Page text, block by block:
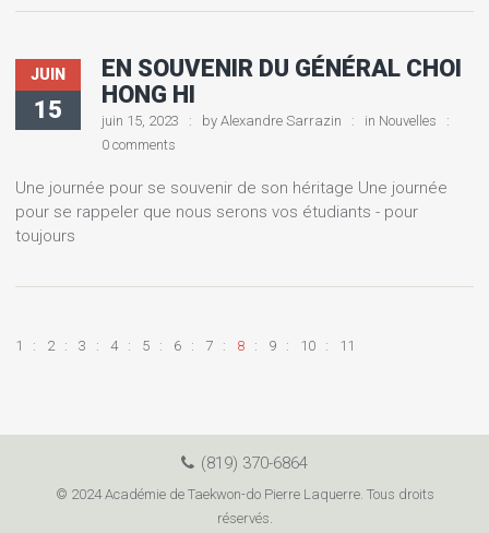
JUIN
15
EN SOUVENIR DU GÉNÉRAL CHOI
HONG HI
juin 15, 2023 by Alexandre Sarrazin in Nouvelles
0 comments
Une journée pour se souvenir de son héritage Une journée
pour se rappeler que nous serons vos étudiants - pour
toujours
1 2 3 4 5 6 7 8 9 10 11
(819) 370-6864
© 2024 Académie de Taekwon-do Pierre Laquerre. Tous droits
réservés.